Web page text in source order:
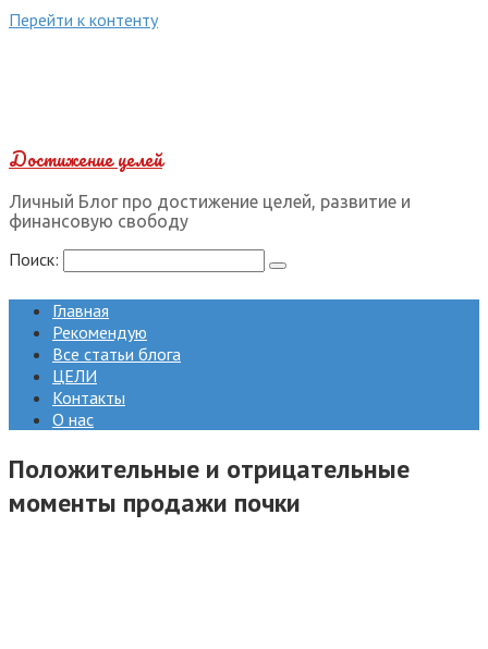
Перейти к контенту
Достижение целей
Личный Блог про достижение целей, развитие и
финансовую свободу
Поиск:
Главная
Рекомендую
Все статьи блога
ЦЕЛИ
Контакты
О нас
Положительные и отрицательные
моменты продажи почки